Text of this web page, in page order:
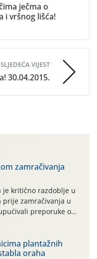
ječma o
i vršnog lišća!
SLJEDEĆA VIJEST
30.04.2015.
zamračivanja
je kritično razdoblje u
prije zamračivanja u
preporuke o
od najčešćih
grinja (23.7., 14.7.,
zabilježeno je
razdoblje, uz
plantažnih
oraha